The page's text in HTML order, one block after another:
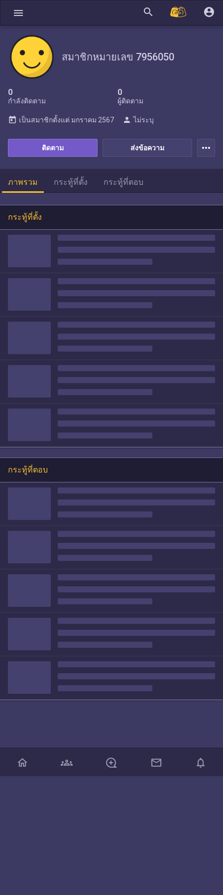
menu search account_circle
สมาชิกหมายเลข 7956050
0
กำลังติดตาม
0
ผู้ติดตาม
ส่งข้อความ
ติดตาม
today เป็นสมาชิกตั้งแต่ มกราคม 2567 person ไม่ระบุ
more_horiz
ภาพรวม กระทู้ที่ตั้ง กระทู้ที่ตอบ
กระทู้ที่ตั้ง
กระทู้ที่ตอบ